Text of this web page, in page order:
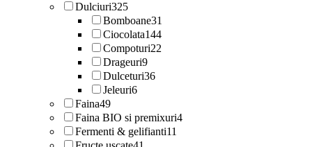
Dulciuri325
Bomboane31
Ciocolata144
Compoturi22
Drageuri9
Dulceturi36
Jeleuri6
Faina49
Faina BIO si premixuri4
Fermenti & gelifianti11